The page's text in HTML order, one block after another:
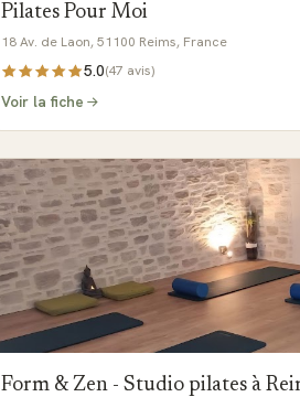
Pilates Pour Moi
18 Av. de Laon, 51100 Reims, France
5.0(47 avis)
Voir la fiche
Form & Zen - Studio pilates à